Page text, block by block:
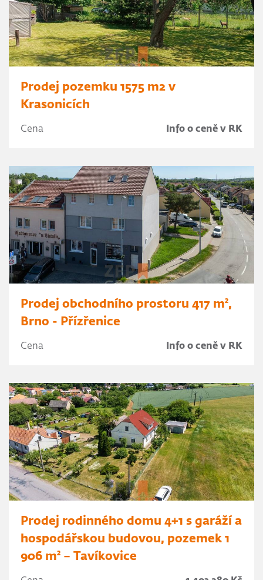
Prodej pozemku 1575 m2 v
Krasonicích
Cena Info o ceně v RK
Prodej obchodního prostoru 417 m²,
Brno - Přízřenice
Cena Info o ceně v RK
Prodej rodinného domu 4+1 s garáží a
hospodářskou budovou, pozemek 1
906 m² – Tavíkovice